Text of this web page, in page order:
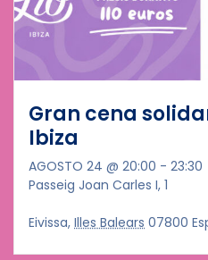
Gran cena
Ibiza
AGOSTO 24 @ 20:00 - 23:30
Passeig Joan Carles I, 1
Eivissa, Illes Balears 07800